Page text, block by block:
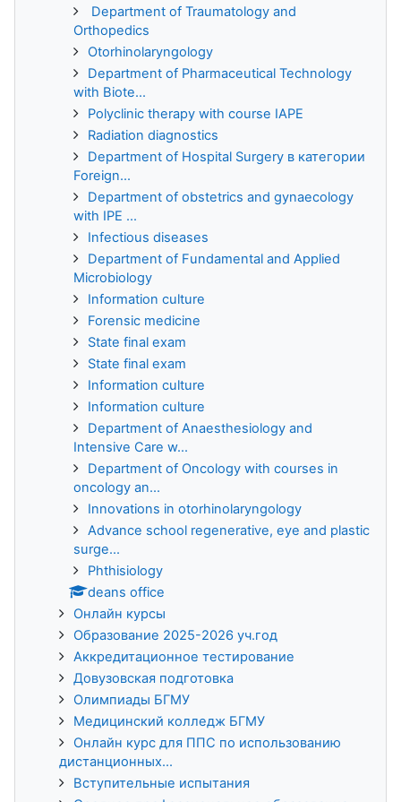
Department of Traumatology and
Orthopedics
Otorhinolaryngology
Department of Pharmaceutical Technology
with Biote...
Polyclinic therapy with course IAPE
Radiation diagnostics
Department of Hospital Surgery в категории
Foreign...
Department of obstetrics and gynaecology
with IPE ...
Infectious diseases
Department of Fundamental and Applied
Microbiology
Information culture
Forensic medicine
State final exam
State final exam
Information culture
Information culture
Department of Anaesthesiology and
Intensive Care w...
Department of Oncology with courses in
oncology an...
Innovations in otorhinolaryngology
Advance school regenerative, eye and plastic
surge...
Phthisiology
deans office
Онлайн курсы
Образование 2025-2026 уч.год
Аккредитационное тестирование
Довузовская подготовка
Олимпиады БГМУ
Медицинский колледж БГМУ
Онлайн курс для ППС по использованию
дистанционных...
Вступительные испытания